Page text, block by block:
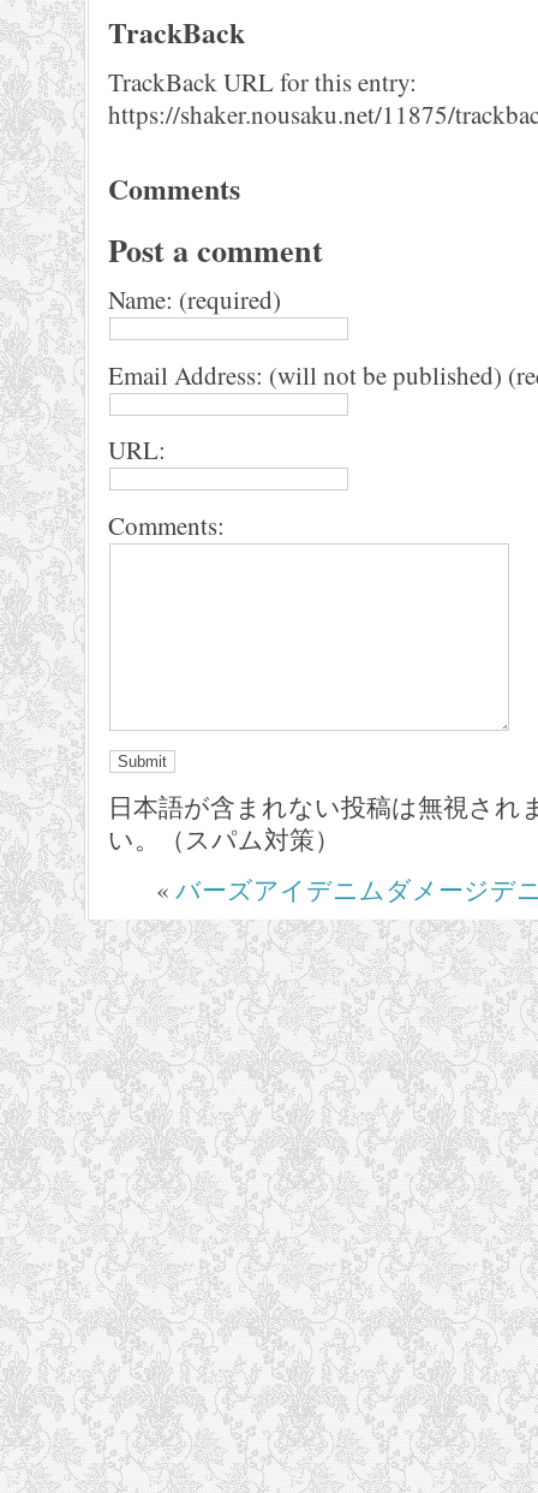
TrackBack
TrackBack URL for this entry:
https://shaker.nousaku.net/11875/
Comments
Post a comment
Name: (required)
Email Address: (will not be published)
URL:
Comments:
日本語が含まれない投稿は無視され
い。（スパム対策）
« バーズアイデニムダメージデ